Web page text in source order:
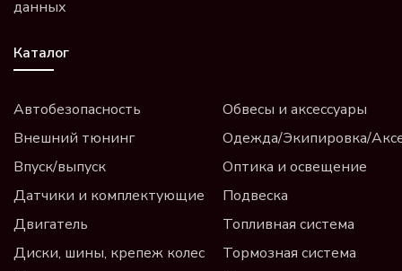
данных
Каталог
Автобезопасность
Внешний тюнинг
Впуск/выпуск
Датчики и комплектующие
Двигатель
Диски, шины, крепеж колес
Обвесы и аксессуары
Одежда/Экипировка/
Оптика и освещение
Подвеска
Топливная система
Тормозная система